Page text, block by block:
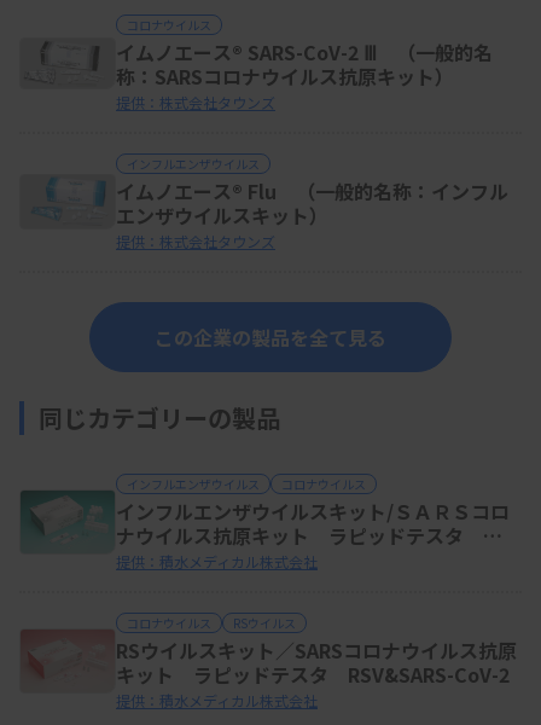
コロナウイルス
イムノエース® SARS-CoV-2 Ⅲ （一般的名
称：SARSコロナウイルス抗原キット）
提供：株式会社タウンズ
インフルエンザウイルス
イムノエース® Flu （一般的名称：インフル
エンザウイルスキット）
提供：株式会社タウンズ
この企業の製品を全て見る
同じカテゴリーの製品
インフルエンザウイルス コロナウイルス
インフルエンザウイルスキット/ＳＡＲＳコロ
ナウイルス抗原キット ラピッドテスタ
FLU&SARS-CoV-２
提供：積水メディカル株式会社
コロナウイルス RSウイルス
RSウイルスキット／SARSコロナウイルス抗原
キット ラピッドテスタ RSV&SARS-CoV-2
提供：積水メディカル株式会社